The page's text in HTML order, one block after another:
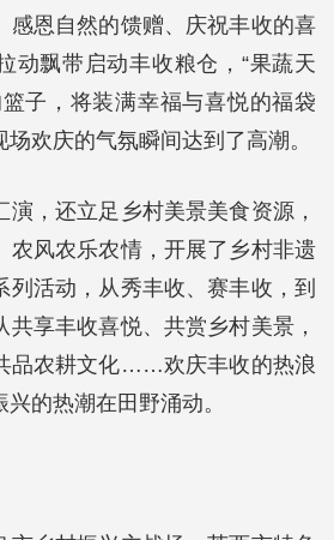
感恩自然的馈赠、庆祝丰收的喜
动飘带启动丰收粮仓，“果蔬天
子，将装满幸福与喜悦的福袋
欢庆的气氛瞬间达到了高潮。
，还立足乡村美景美食资源，
农风农乐农情，开展了乡村非遗
列活动，从秀丰收、赛丰收，到
共享丰收喜悦、共赏乡村美景，
品农耕文化……欢庆丰收的热浪
的热潮在田野涌动。